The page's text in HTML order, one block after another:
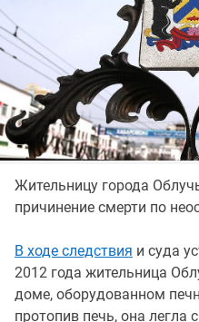
Жительницу города
причинение смерти по
В ходе следствия и суда
2012 года жительница
доме, оборудованном
протопив печь, она легла